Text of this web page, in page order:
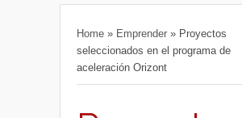
Home » Emprender » Proyectos
seleccionados en el programa de
aceleración Orizont